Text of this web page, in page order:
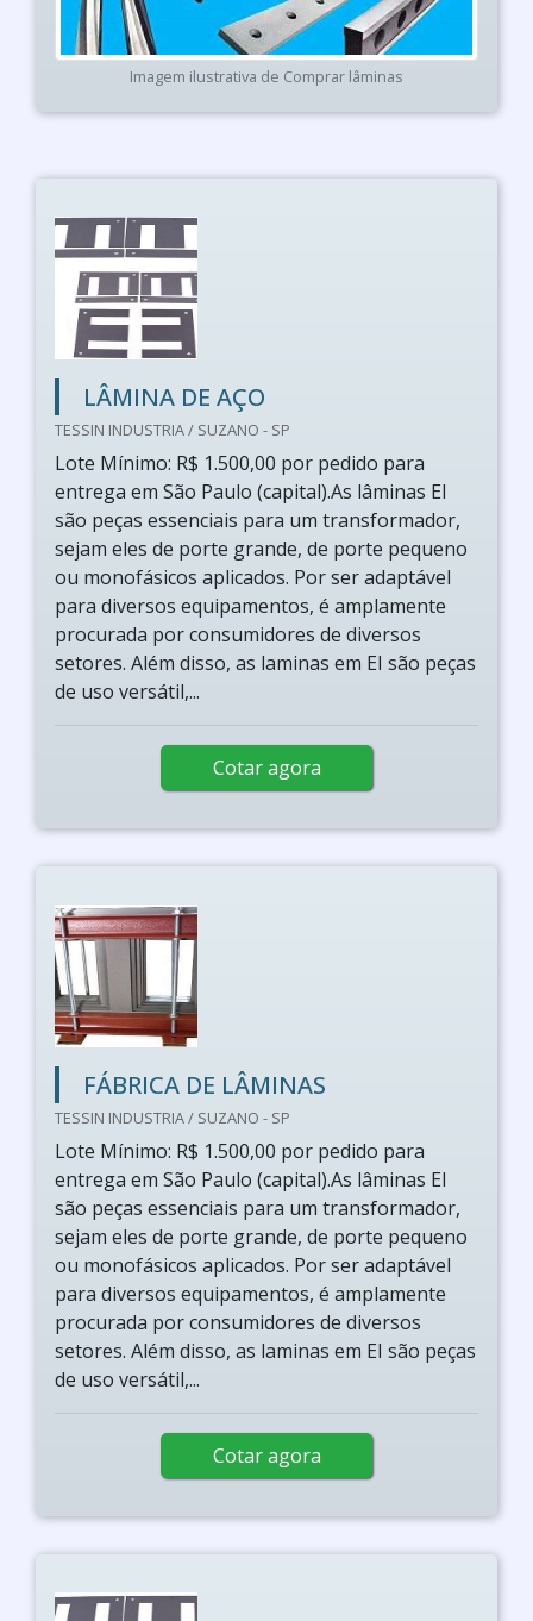
Imagem ilustrativa de Comprar lâminas
LÂMINA DE AÇO
TESSIN INDUSTRIA / SUZANO - SP
Lote Mínimo: R$ 1.500,00 por pedido para
entrega em São Paulo (capital).As lâminas EI
são peças essenciais para um transformador,
sejam eles de porte grande, de porte pequeno
ou monofásicos aplicados. Por ser adaptável
para diversos equipamentos, é amplamente
procurada por consumidores de diversos
setores. Além disso, as laminas em EI são peças
de uso versátil,...
Cotar agora
FÁBRICA DE LÂMINAS
TESSIN INDUSTRIA / SUZANO - SP
Lote Mínimo: R$ 1.500,00 por pedido para
entrega em São Paulo (capital).As lâminas EI
são peças essenciais para um transformador,
sejam eles de porte grande, de porte pequeno
ou monofásicos aplicados. Por ser adaptável
para diversos equipamentos, é amplamente
procurada por consumidores de diversos
setores. Além disso, as laminas em EI são peças
de uso versátil,...
Cotar agora